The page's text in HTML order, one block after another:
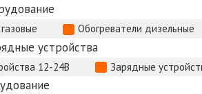
Обогреватели дизельные
устройства
12-24В Зарядные